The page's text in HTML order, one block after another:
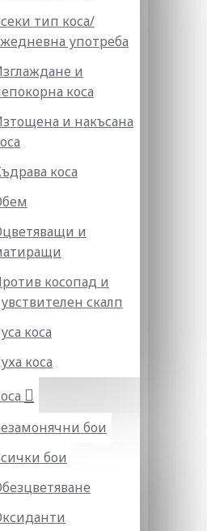
тип коса/
употреба
и
коса
и накъсана
коса
и
косопад и
скалп
коса
коса
бои
бои